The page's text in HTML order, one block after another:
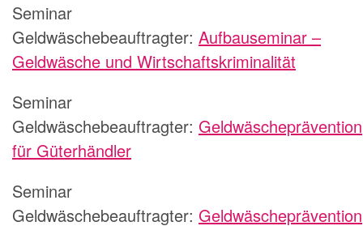
Seminar
Geldwäschebeauftragter: Aufbauseminar –
Geldwäsche und Wirtschaftskriminalität
Seminar
Geldwäschebeauftragter: Geldwäscheprävention
für Güterhändler
Seminar
Geldwäschebeauftragter: Geldwäscheprävention